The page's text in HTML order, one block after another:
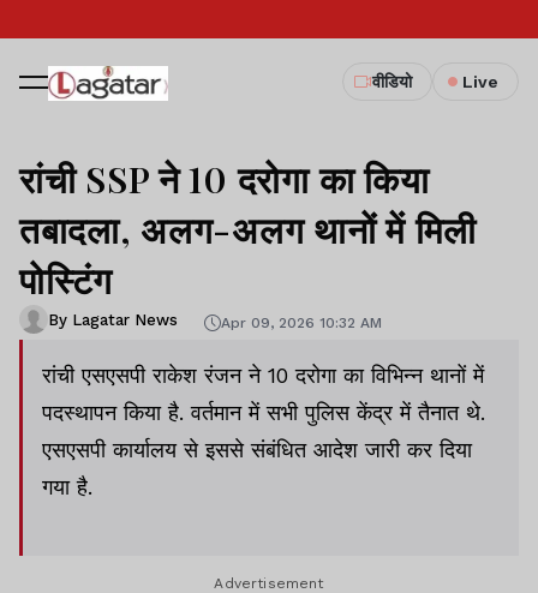
वीडियो Live
रांची SSP ने 10 दरोगा का किया
तबादला, अलग-अलग थानों में मिली
पोस्टिंग
By Lagatar News Apr 09, 2026 10:32 AM
रांची एसएसपी राकेश रंजन ने 10 दरोगा का विभिन्न थानों में
पदस्थापन किया है. वर्तमान में सभी पुलिस केंद्र में तैनात थे.
एसएसपी कार्यालय से इससे संबंधित आदेश जारी कर दिया
गया है.
Advertisement